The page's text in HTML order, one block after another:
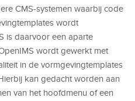
CMS-systemen waarbij code
wordt
is daarvoor een aparte
wordt gewerkt met
in de vormgevingtemplates
kan gedacht worden aan
van het hoofdmenu of een